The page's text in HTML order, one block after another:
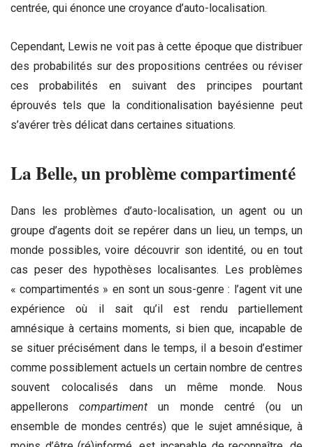
centrée, qui énonce une croyance d’auto-localisation.
Cependant, Lewis ne voit pas à cette époque que distribuer
des probabilités sur des propositions centrées ou réviser
ces probabilités en suivant des principes pourtant
éprouvés tels que la conditionalisation bayésienne peut
s’avérer très délicat dans certaines situations.
La Belle, un problème compartimenté
Dans les problèmes d’auto-localisation, un agent ou un
groupe d’agents doit se repérer dans un lieu, un temps, un
monde possibles, voire découvrir son identité, ou en tout
cas peser des hypothèses localisantes. Les problèmes
« compartimentés » en sont un sous-genre : l’agent vit une
expérience où il sait qu’il est rendu partiellement
amnésique à certains moments, si bien que, incapable de
se situer précisément dans le temps, il a besoin d’estimer
comme possiblement actuels un certain nombre de centres
souvent colocalisés dans un même monde. Nous
appelleronscompartiment un monde centré (ou un
ensemble de mondes centrés) que le sujet amnésique, à